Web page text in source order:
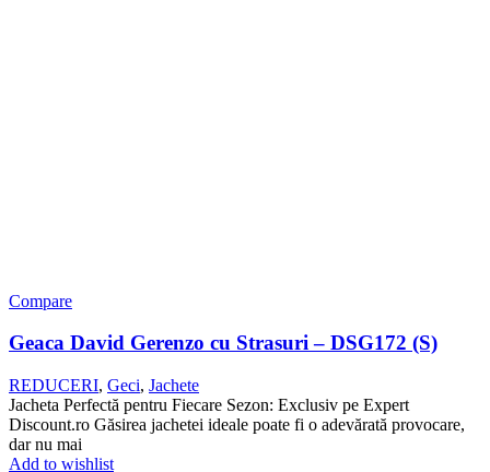
Compare
Geaca David Gerenzo cu Strasuri – DSG172 (S)
REDUCERI, Geci, Jachete
Jacheta Perfectă pentru Fiecare Sezon: Exclusiv pe Expert
Discount.ro Găsirea jachetei ideale poate fi o adevărată provocare,
dar nu mai
Add to wishlist